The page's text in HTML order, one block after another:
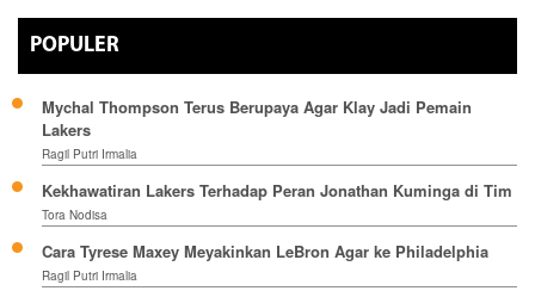
POPULER
Mychal Thompson Terus Berupaya Agar Klay Jadi Pemain
Lakers
Ragil Putri Irmalia
Kekhawatiran Lakers Terhadap Peran Jonathan Kuminga di Tim
Tora Nodisa
Cara Tyrese Maxey Meyakinkan LeBron Agar ke Philadelphia
Ragil Putri Irmalia